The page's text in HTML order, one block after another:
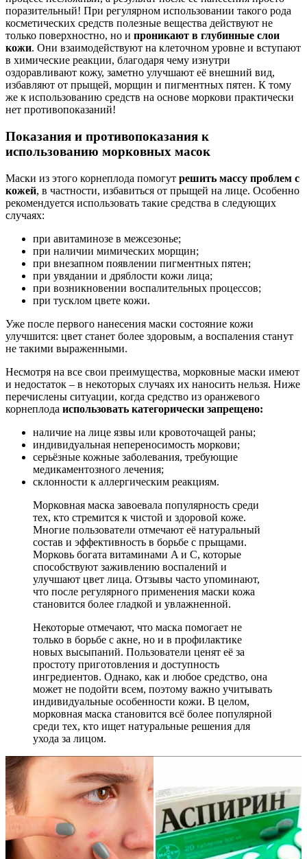
поразительный! При регулярном использовании такого рода
косметических средств полезные вещества действуют не
только поверхностно, но и проникают в глубинные слои
кожи. Они взаимодействуют на клеточном уровне и вступают
в химические реакции, благодаря чему изнутри
оздоравливают кожу, заметно улучшают её внешний вид,
избавляют от прыщей, морщин и пигментных пятен. К тому
же к использованию средств на основе моркови практически
нет противопоказаний!
Показания и противопоказания к
использованию морковных масок
Маски из этого корнеплода помогут решить массу проблем с
кожей, в частности, избавиться от прыщей на лице. Особенно
рекомендуется использовать такие средства в следующих
случаях:
при авитаминозе в межсезонье;
при наличии мимических морщин;
при внезапном появлении пигментных пятен;
при увядании и дряблости кожи лица;
при возникновении воспалительных процессов;
при тусклом цвете кожи.
Уже после первого нанесения маски состояние кожи
улучшится: цвет станет более здоровым, а воспаления станут
не такими выраженными.
Несмотря на все свои преимущества, морковные маски имеют
и недостаток – в некоторых случаях их наносить нельзя. Ниже
перечислены ситуации, когда средство из оранжевого
корнеплода использовать категорически запрещено:
наличие на лице язвы или кровоточащей раны;
индивидуальная непереносимость моркови;
серьёзные кожные заболевания, требующие
медикаментозного лечения;
склонности к аллергическим реакциям.
Морковная маска завоевала популярность среди
тех, кто стремится к чистой и здоровой коже.
Многие пользователи отмечают её натуральный
состав и эффективность в борьбе с прыщами.
Морковь богата витаминами A и C, которые
способствуют заживлению воспалений и
улучшают цвет лица. Отзывы часто упоминают,
что после регулярного применения маски кожа
становится более гладкой и увлажненной.
Некоторые отмечают, что маска помогает не
только в борьбе с акне, но и в профилактике
новых высыпаний. Пользователи ценят её за
простоту приготовления и доступность
ингредиентов. Однако, как и любое средство, она
может не подойти всем, поэтому важно учитывать
индивидуальные особенности кожи. В целом,
морковная маска становится всё более популярной
среди тех, кто ищет натуральные решения для
ухода за лицом.